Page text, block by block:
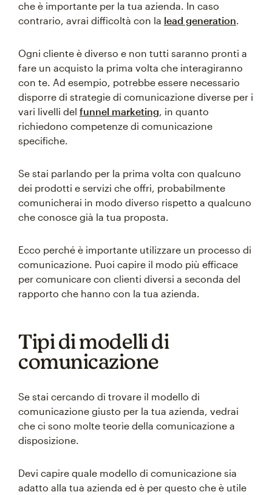
che è importante per la tua azienda. In caso
contrario, avrai difficoltà con la lead generation.
Ogni cliente è diverso e non tutti saranno pronti a
fare un acquisto la prima volta che interagiranno
con te. Ad esempio, potrebbe essere necessario
disporre di strategie di comunicazione diverse per i
vari livelli del funnel marketing, in quanto
richiedono competenze di comunicazione
specifiche.
Se stai parlando per la prima volta con qualcuno
dei prodotti e servizi che offri, probabilmente
comunicherai in modo diverso rispetto a qualcuno
che conosce già la tua proposta.
Ecco perché è importante utilizzare un processo di
comunicazione. Puoi capire il modo più efficace
per comunicare con clienti diversi a seconda del
rapporto che hanno con la tua azienda.
Tipi di modelli di
comunicazione
Se stai cercando di trovare il modello di
comunicazione giusto per la tua azienda, vedrai
che ci sono molte teorie della comunicazione a
disposizione.
Devi capire quale modello di comunicazione sia
adatto alla tua azienda ed è per questo che è utile